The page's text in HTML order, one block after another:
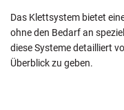
Das Klettsystem bietet
ohne den Bedarf an
diese Systeme detailliert
Überblick zu geben.